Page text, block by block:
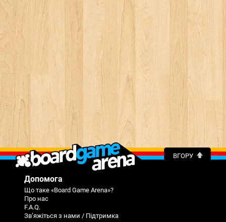
ВГОРУ
Допомога
Що таке «Board Game Arena»?
Про нас
F.A.Q.
Зв’яжіться з нами / Підтримка